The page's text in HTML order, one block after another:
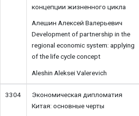
концепции жизненного цикла
Алешин Алексей Валерьевич
Development of partnership in the
regional economic system: applying
of the life cycle concept
Aleshin Aleksei Valerevich
3304
Экономическая дипломатия
Китая: основные черты